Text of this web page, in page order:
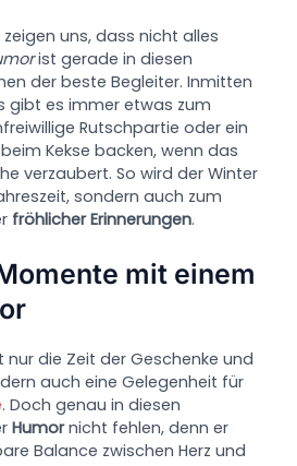
zeigen uns, dass nicht alles
ist gerade in diesen
der beste Begleiter. Inmitten
gibt es immer etwas zum
Rutschpartie oder ein
Kekse backen, wenn das
verzaubert. So wird der Winter
sondern auch zum
fröhlicher Erinnerungen.
mit einem
die Zeit der Geschenke und
auch eine Gelegenheit für
. Doch genau in diesen
Humornicht fehlen, denn er
Balance zwischen Herz und